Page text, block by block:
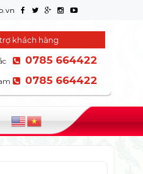
khách hàng
0785 664422
0785 664422